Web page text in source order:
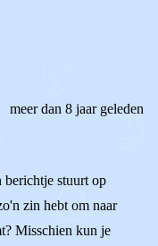
meer dan 8 jaar geleden
stuurt op
zin hebt om naar
Misschien kun je